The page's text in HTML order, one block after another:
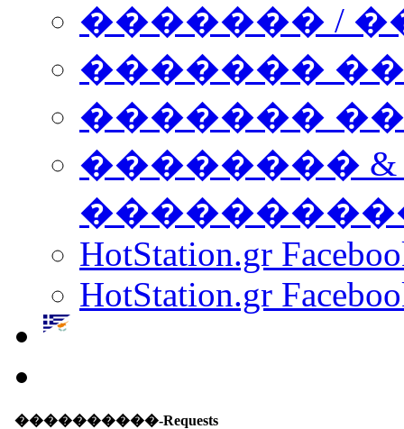
������� /
�������
������� ���
��������
HotStation.gr
HotStation.gr
����������-Requests